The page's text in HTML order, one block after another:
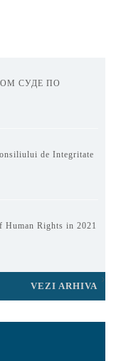
СУДЕ ПО
de Integritate
Human Rights in 2021
VEZI ARHIVA